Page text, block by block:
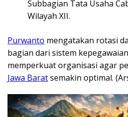
Subbagian Tata Usaha
Wilayah XII.
Purwanto mengatakan rotasi
bagian dari sistem
memperkuat organisasi agar
Jawa Baratsemakin optimal.